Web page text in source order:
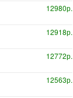
12980р.
12918р.
12772р.
12563р.